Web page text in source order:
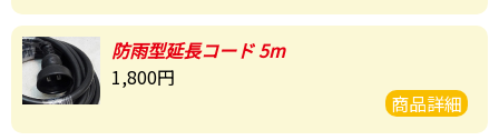
防雨型延長コード 5m
1,800円
商品詳細